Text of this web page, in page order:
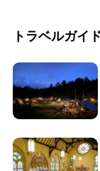
トラベルガイ